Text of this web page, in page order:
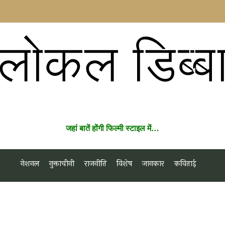
जहां बातें होंगी फिल्मी स्टाइल में…
नेशनल नुक्ताचीनी राजनीति विशेष जानकार कविताई